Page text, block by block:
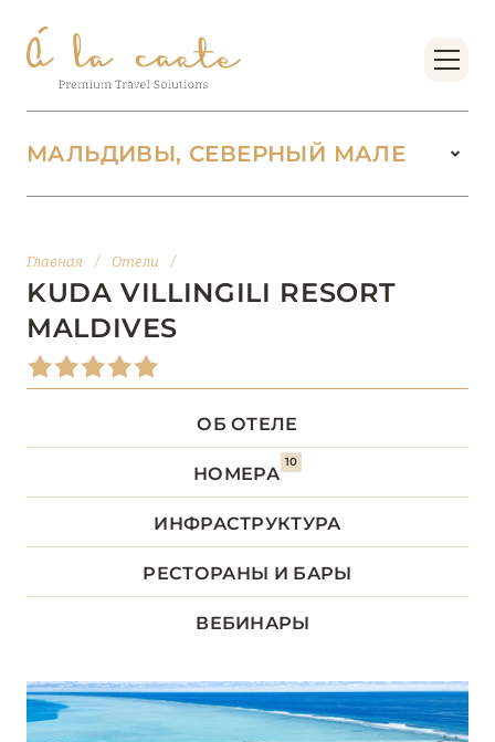
МАЛЬДИВЫ, СЕВЕРНЫЙ МАЛЕ
АДДУ
АТОЛЛ РАА
ВААВУ
ДХААЛУ
ЛААМУ
НУНУ 5
Главная / Отели /
KUDA VILLINGILI RESORT
MALDIVES
ОБ ОТЕЛЕ
НОМЕРА
10
ИНФРАСТРУКТУРА
РЕСТОРАНЫ И БАРЫ
ВЕБИНАРЫ